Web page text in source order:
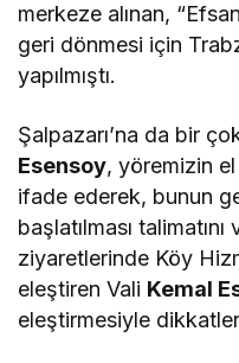
merkeze alınan,
geri dönmesi için
yapılmıştı.
Şalpazarı’na da bir
Esensoy, yöremizin el
ifade ederek, bunun
başlatılması
ziyaretlerinde Köy
eleştiren Vali Kemal
eleştirmesiyle